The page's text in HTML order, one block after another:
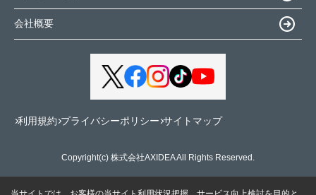
会社概要
利用規約 プライバシーポリシー サイトマップ
Copyright(c) 株式会社AXIDEA All Rights Reserved.